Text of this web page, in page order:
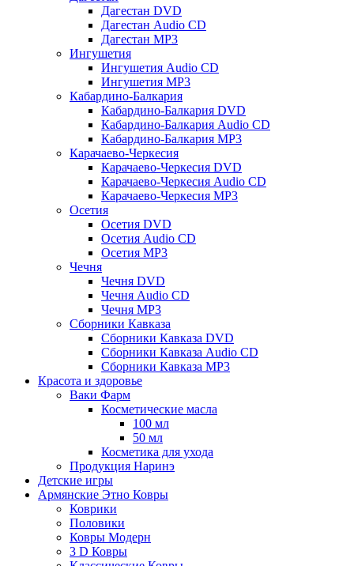
Дагестан DVD
Дагестан Audio CD
Дагестан MP3
Ингушетия
Ингушетия Audio CD
Ингушетия MP3
Кабардино-Балкария
Кабардино-Балкария DVD
Кабардино-Балкария Audio CD
Кабардино-Балкария MP3
Карачаево-Черкесия
Карачаево-Черкесия DVD
Карачаево-Черкесия Audio CD
Карачаево-Черкесия MP3
Осетия
Осетия DVD
Осетия Audio CD
Осетия MP3
Чечня
Чечня DVD
Чечня Audio CD
Чечня MP3
Сборники Кавказа
Сборники Кавказа DVD
Сборники Кавказа Audio CD
Сборники Кавказа MP3
Красота и здоровье
Ваки Фарм
Косметические масла
100 мл
50 мл
Косметика для ухода
Продукция Наринэ
Детские игры
Армянские Этно Ковры
Коврики
Половики
Ковры Модерн
3 D Ковры